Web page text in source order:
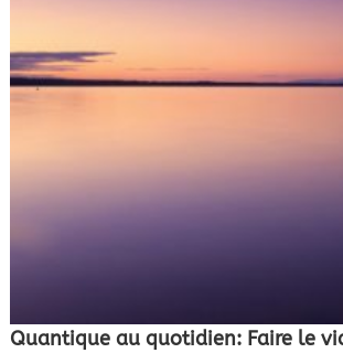
Quantique au quotidien: Faire le